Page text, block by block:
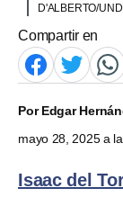
D'ALBERTO/
Compartir en
PorEdgar
mayo 28, 2025 a
Isaac del